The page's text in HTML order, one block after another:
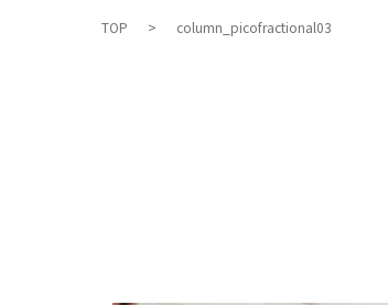
TOP column_picofractional03